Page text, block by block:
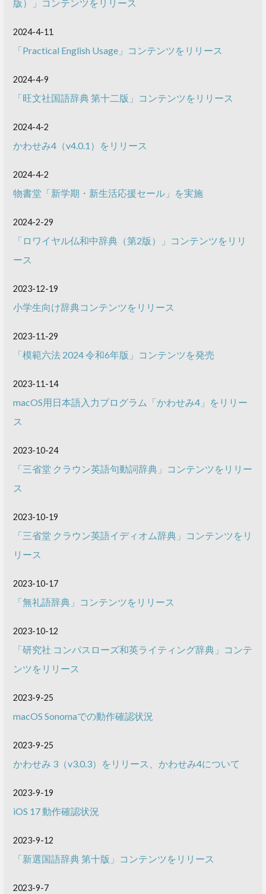
版）」コンテンツをリリース
2024-4-11
「Practical English Usage」コンテンツをリリース
2024-4-9
「旺文社国語辞典 第十二版」コンテンツをリリース
2024-4-2
かわせみ4（v4.0.1）をリリース
2024-4-2
物書堂「新学期・新生活応援セール」を実施
2024-2-29
「ロワイヤル仏和中辞典（第2版）」コンテンツをリリ
ース
2023-12-19
小学生向け辞典コンテンツをリリース
2023-11-29
「模範六法 2024 令和6年版」コンテンツを発売
2023-11-14
macOS用日本語入力プログラム「かわせみ4」をリリー
ス
2023-10-24
「三省堂 クラウン英語句動詞辞典」コンテンツをリリー
ス
2023-10-19
「三省堂 クラウン英語イディオム辞典」コンテンツをリ
リース
2023-10-17
「無礼語辞典」コンテンツをリリース
2023-10-12
「研究社 コンパスローズ和英ライティング辞典」コンテ
ンツをリリース
2023-9-25
macOS Sonomaでの動作確認状況
2023-9-25
かわせみ 3（v3.0.3）をリリース、かわせみ4について
2023-9-19
iOS 17 動作確認状況
2023-9-12
「新選国語辞典 第十版」コンテンツをリリース
2023-9-7